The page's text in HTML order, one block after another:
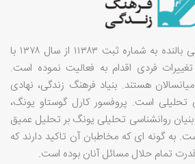
موسسه بنیاد فرهنگ زندگی بالنده به شماره ثبت ۱۱۳۸۳ از سال ۱۳۷۸ با
فردی اقدام به فعالیت نموده است.
هستند. بنیاد فرهنگ زندگی، نهادی
تحلیلی است. پروفسور کارل گوستاو یونگ،
روانشناسی تحلیلی یونگ بر تحلیل عمیق
به گونه ای که مخاطبان آن تاکید دارند که
تمام حلال مسائل آنان بوده است.